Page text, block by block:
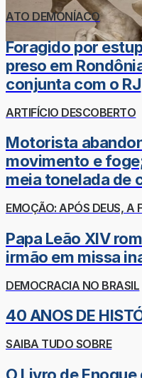
ATO DEMONÍACO
Foragido por
preso em
conjunta com o RJ
ARTIFÍCIO DESCOBERTO
Motorista
movimento e
meia tonelada de
EMOÇÃO: APÓS DEUS, A
Papa Leão XIV
irmão em missa
DEMOCRACIA NO BRASIL
40 ANOS DE
SAIBA TUDO SOBRE
O Livro de